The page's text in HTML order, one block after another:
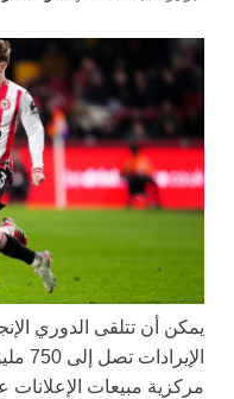
يمكن أن تتلقى الدوري
مركزية مبيعات